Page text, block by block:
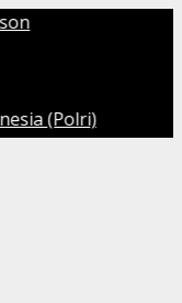
(Polri)